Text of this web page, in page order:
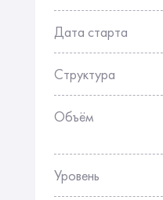
Дата старта
Структура
Объём
Уровень